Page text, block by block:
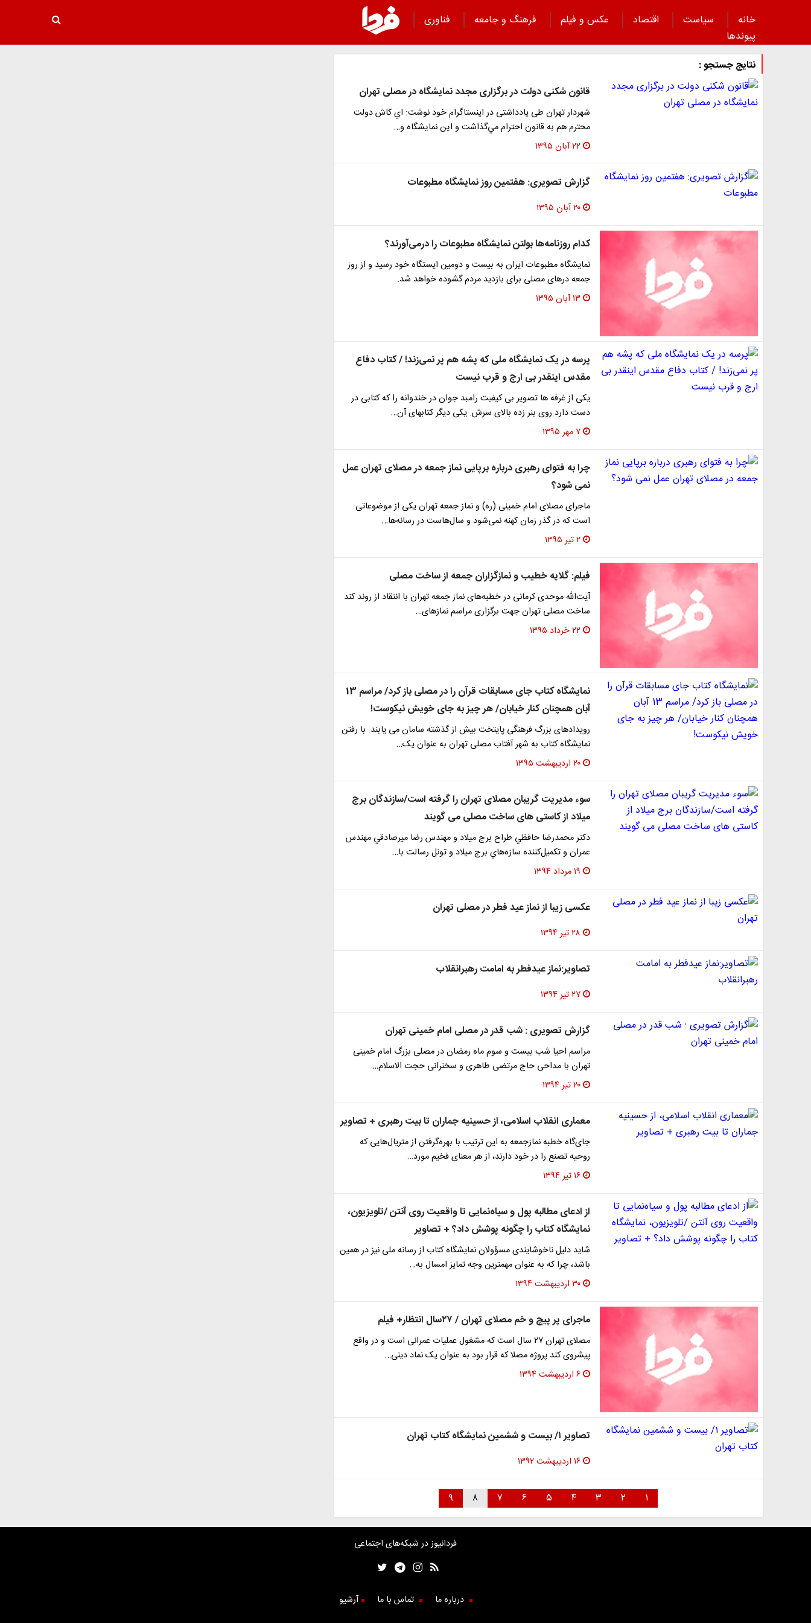
خانه سیاست اقتصاد عکس و فیلم فرهنگ و جامعه
فناوری
پیوند‌ها
نتایج جستجو :
قانون شکنی دولت در برگزاری مجدد نمایشگاه در مصلی تهران
شهردار تهران طی یادداشتی در اینستاگرام خود نوشت: اي كاش دولت
محترم هم به قانون احترام مي‌گذاشت و اين نمايشگاه‌ و…
۲۲ آبان ۱۳۹۵
گزارش تصویری: هفتمین روز نمایشگاه مطبوعات
۲۰ آبان ۱۳۹۵
کدام روزنامه‌ها بولتن نمایشگاه مطبوعات را درمی‌آورند؟
نمایشگاه مطبوعات ایران به بیست و دومین ایستگاه خود رسید و از روز
جمعه درهای مصلی برای بازدید مردم گشوده خواهد شد.
۱۳ آبان ۱۳۹۵
پرسه در یک نمایشگاه ملی که پشه هم پر نمی‌زند! / کتاب دفاع
مقدس اینقدر بی ارج و قرب نیست
یکی از غرفه ها تصویر بی کیفیت رامبد جوان در خندوانه را که کتابی در
دست دارد روی بنر زده بالای سرش. یکی دیگر کتابهای آن…
۷ مهر ۱۳۹۵
چرا به فتوای رهبری درباره برپایی نماز جمعه در مصلای تهران عمل
نمی شود؟
ماجرای مصلای امام خمینی (ره) و نماز جمعه تهران یکی از موضوعاتی
است که در گذر زمان کهنه نمی‌شود و سال‌هاست در رسانه‌ها…
۲ تیر ۱۳۹۵
فیلم: گلایه خطیب و نمازگزاران جمعه از ساخت مصلی
آیت‌الله موحدی کرمانی در خطبه‌های نماز جمعه تهران با انتقاد از روند کند
ساخت مصلی تهران جهت برگزاری مراسم نمازهای…
۲۲ خرداد ۱۳۹۵
نمایشگاه کتاب جای مسابقات قرآن را در مصلی باز کرد/ مراسم 13
آبان همچنان کنار خیابان/ هر چیز به جای خویش نیکوست!
رویدادهای بزرگ فرهنگی پایتخت بیش از گذشته سامان می یابند. با رفتن
نمایشگاه کتاب به شهر آفتاب مصلی تهران به عنوان یک…
۲۰ اردیبهشت ۱۳۹۵
سوء مدیریت ‌گریبان مصلای تهران را گرفته است/سازندگان برج
میلاد از کاستی های ساخت مصلی می گویند
دكتر محمدرضا حافظي طراح برج ميلاد و مهندس رضا ميرصادقي مهندس
عمران و تكميل‌كننده سازه‌هاي برج ميلاد و تونل رسالت با…
۱۹ مرداد ۱۳۹۴
عکسی زیبا از نماز عید فطر در مصلی تهران
۲۸ تیر ۱۳۹۴
تصاویر:نماز عیدفطر به امامت رهبرانقلاب
۲۷ تیر ۱۳۹۴
گزارش تصویری : شب قدر در مصلی امام خمینی تهران
مراسم احیا شب بیست و سوم ماه رمضان در مصلی بزرگ امام خمینی
تهران با مداحی حاج مرتضی طاهری و سخنرانی حجت الاسلام…
۲۰ تیر ۱۳۹۴
معماری انقلاب اسلامی، از حسینیه جماران تا بیت‌ رهبری + تصاویر
جای‌گاه خطبه نمازجمعه به این ترتیب با بهره‌گرفتن از متریال‌هایی که
روحیه تصنع را در خود دارند، از هر معنای فخیم مورد…
۱۶ تیر ۱۳۹۴
از ادعای مطالبه پول و سیاه‌نمایی تا واقعیت روی آنتن /تلویزیون،
نمایشگاه کتاب را چگونه پوشش داد؟ + تصاویر
شاید دلیل ناخوشایندی مسؤولان نمایشگاه کتاب از رسانه ملی نیز در همین
باشد، چرا که به عنوان مهمترین وجه تمایز امسال به…
۳۰ اردیبهشت ۱۳۹۴
ماجرای پر پیچ و خم مصلای تهران / ۲۷سال انتظار+ فیلم
مصلای تهران ۲۷ سال است که مشغول عملیات عمرانی است و در واقع
پیشروی کند پروژه مصلا که قرار بود به عنوان یک نماد دینی…
۶ اردیبهشت ۱۳۹۴
تصاویر ۱/ بیست و ششمین نمایشگاه کتاب تهران
۱۶ اردیبهشت ۱۳۹۲
۱ ۲ ۳ ۴ ۵ ۶ ۷ ۸ ۹
فردانیوز در شبکه‌های اجتماعی
درباره ما تماس با ما آرشیو